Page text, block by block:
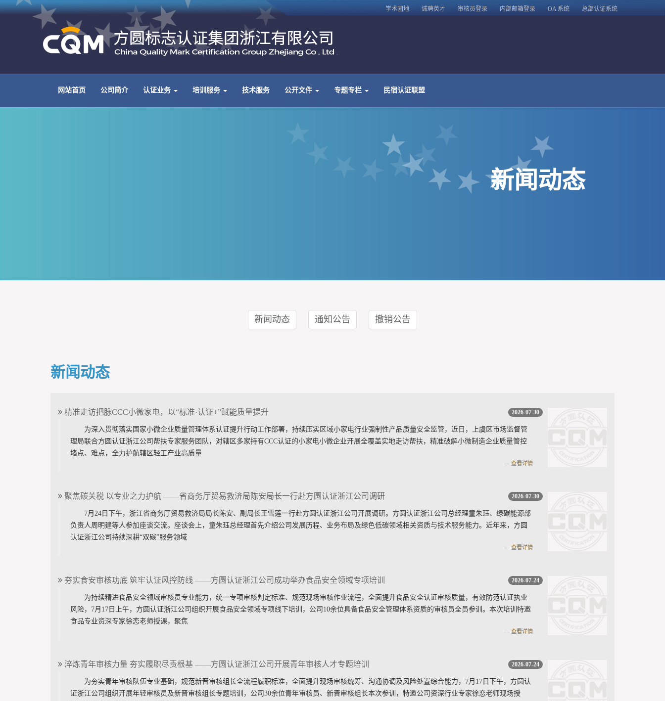
学术园地 诚聘英才 审核员登录 内部邮箱登录 OA 系统 总部认证系统
网站首页 公司简介 认证业务 培训服务 技术服务 公开文件 专题专栏 民宿认证联盟
新闻动态
新闻动态 通知公告 撤销公告
新闻动态
2026-07-30
精准走访把脉CCC小微家电，以“标准·认证+”赋能质量提升
为深入贯彻落实国家小微企业质量管理体系认证提升行动工作部署，持续压实区域小家电行业强制性产品质量安全监管，近日，上虞区市场监督管
理局联合方圆认证浙江公司帮扶专家服务团队，对辖区多家持有CCC认证的小家电小微企业开展全覆盖实地走访帮扶，精准破解小微制造企业质量管控
堵点、难点，全力护航辖区轻工产业高质量
查看详情
2026-07-30
聚焦碳关税 以专业之力护航 ——省商务厅贸易救济局陈安局长一行赴方圆认证浙江公司调研
7月24日下午，浙江省商务厅贸易救济局局长陈安、副局长王雪莲一行赴方圆认证浙江公司开展调研。方圆认证浙江公司总经理童朱珏、绿碳能源部
负责人周明建等人参加座谈交流。座谈会上，童朱珏总经理首先介绍公司发展历程、业务布局及绿色低碳领域相关资质与技术服务能力。近年来，方圆
认证浙江公司持续深耕“双碳”服务领域
查看详情
2026-07-24
夯实食安审核功底 筑牢认证风控防线 ——方圆认证浙江公司成功举办食品安全领域专项培训
为持续精进食品安全领域审核员专业能力，统一专项审核判定标准、规范现场审核作业流程，全面提升食品安全认证审核质量，有效防范认证执业
风险，7月17日上午，方圆认证浙江公司组织开展食品安全领域专项线下培训，公司10余位具备食品安全管理体系资质的审核员全员参训。本次培训特邀
食品专业资深专家徐恋老师授课，聚焦
查看详情
2026-07-24
淬炼青年审核力量 夯实履职尽责根基 ——方圆认证浙江公司开展青年审核人才专题培训
为夯实青年审核队伍专业基础，规范新晋审核组长全流程履职标准，全面提升现场审核统筹、沟通协调及风险处置综合能力，7月17日下午，方圆认
证浙江公司组织开展年轻审核员及新晋审核组长专题培训，公司30余位青年审核员、新晋审核组长本次参训，特邀公司资深行业专家徐恋老师现场授